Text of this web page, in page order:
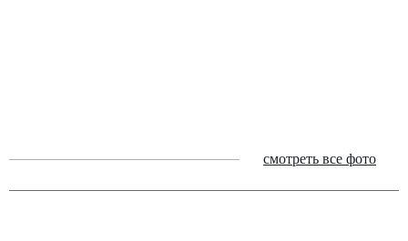
смотреть все фото